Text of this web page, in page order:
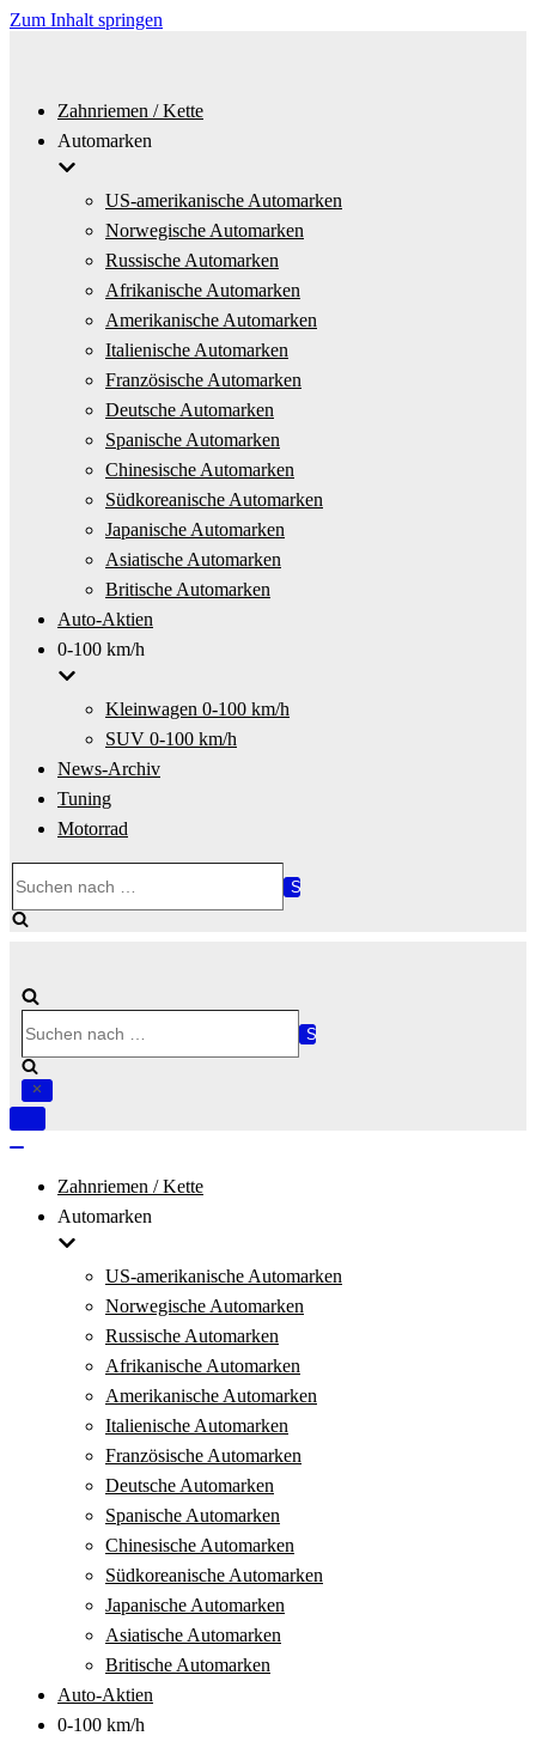
Zum Inhalt springen
Zahnriemen / Kette
Automarken
US-amerikanische Automarken
Norwegische Automarken
Russische Automarken
Afrikanische Automarken
Amerikanische Automarken
Italienische Automarken
Französische Automarken
Deutsche Automarken
Spanische Automarken
Chinesische Automarken
Südkoreanische Automarken
Japanische Automarken
Asiatische Automarken
Britische Automarken
Auto-Aktien
0-100 km/h
Kleinwagen 0-100 km/h
SUV 0-100 km/h
News-Archiv
Tuning
Motorrad
nach …
nach …
Navigation
Zahnriemen / Kette
Automarken
US-amerikanische Automarken
Norwegische Automarken
Russische Automarken
Afrikanische Automarken
Amerikanische Automarken
Italienische Automarken
Französische Automarken
Deutsche Automarken
Spanische Automarken
Chinesische Automarken
Südkoreanische Automarken
Japanische Automarken
Asiatische Automarken
Britische Automarken
Auto-Aktien
0-100 km/h